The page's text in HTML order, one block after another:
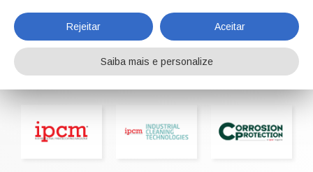
Revistas
Home Revistas
Rejeitar Aceitar
Saiba mais e personalize